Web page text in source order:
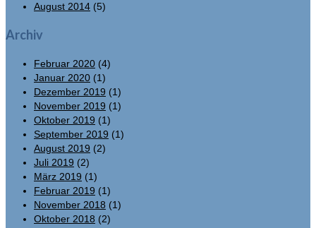
August 2014 (5)
Archiv
Februar 2020 (4)
Januar 2020 (1)
Dezember 2019 (1)
November 2019 (1)
Oktober 2019 (1)
September 2019 (1)
August 2019 (2)
Juli 2019 (2)
März 2019 (1)
Februar 2019 (1)
November 2018 (1)
Oktober 2018 (2)